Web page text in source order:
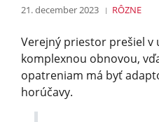
21. december 2023 RÔZNE
Verejný priestor prešiel v
komplexnou obnovou,
opatreniam má byť
horúčavy.